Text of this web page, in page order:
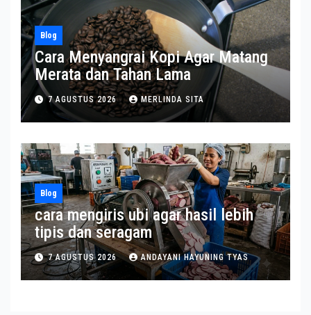
Blog
Cara Menyangrai Kopi Agar Matang
Merata dan Tahan Lama
7 AGUSTUS 2026 MERLINDA SITA
Blog
cara mengiris ubi agar hasil lebih
tipis dan seragam
7 AGUSTUS 2026 ANDAYANI HAYUNING TYAS